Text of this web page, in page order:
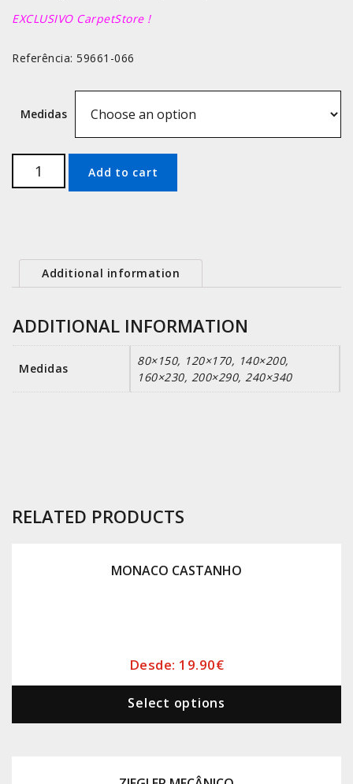
EXCLUSIVO CarpetStore !
Referência: 59661-066
Medidas
Milano
quantity
Add to cart
Additional information
ADDITIONAL INFORMATION
Medidas
80×150, 120×170, 140×200,
160×230, 200×290, 240×340
RELATED PRODUCTS
MONACO CASTANHO
Desde: 19.90€
Select options